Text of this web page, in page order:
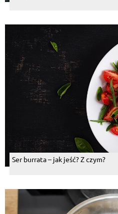
Ser burrata – jak jeść? Z czym?